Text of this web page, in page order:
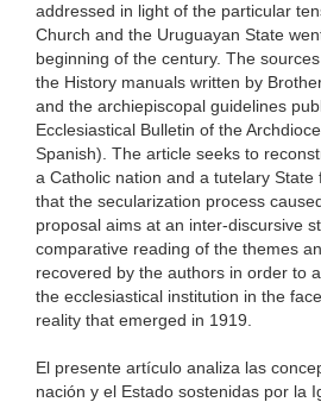
addressed in light of the particular
Church and the Uruguayan State
beginning of the century. The
the History manuals written by
and the archiepiscopal guidelines
Ecclesiastical Bulletin of the
Spanish). The article seeks to
a Catholic nation and a tutelary State
that the secularization process
proposal aims at an inter-discursive
comparative reading of the themes
recovered by the authors in order to
the ecclesiastical institution in the
reality that emerged in 1919.
El presente artículo analiza las
nación y el Estado sostenidas por la